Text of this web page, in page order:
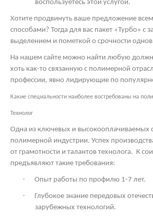
воспользуетесь этой услугой.
Хотите продвинуть ваше предложение
способами? Тогда для вас пакет «Турбо» с
выделением и пометкой о срочности
На нашем сайте можно найти любую
хоть как-то связанную с полимерной
профессии, явно лидирующие по
Какие специальности наиболее востребованы на
Технолог
Одна из ключевых и высокооплачиваемых
полимерной индустрии. Успех
от грамотности и талантов технолога. К
предъявляют такие требования:
· Опыт работы по профилю 1-7 лет.
·
Глубокое знание передовых
зарубежных технологий.